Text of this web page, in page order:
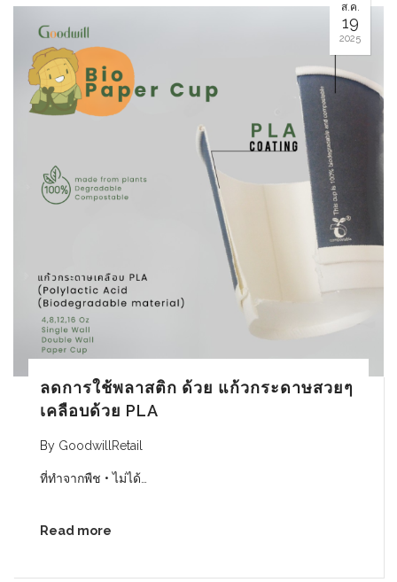
ส.ค.
19
2025
ลดการใช้พลาสติก ด้วย แก้วกระดาษสวยๆ
เคลือบด้วย PLA
By GoodwillRetail
ที่ทำจากพืช • ไม่ได้…
Read more